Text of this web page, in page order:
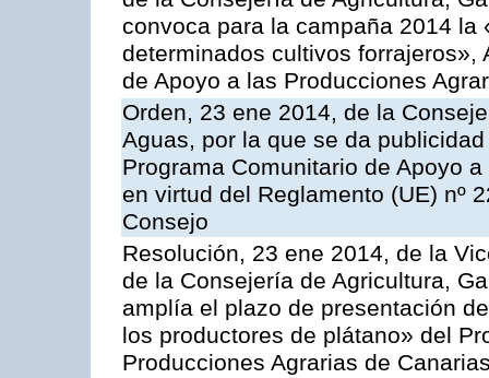
convoca para la campaña 2014 la
determinados cultivos forrajeros»,
de Apoyo a las Producciones
Orden, 23 ene 2014, de la
Aguas, por la que se da
Programa Comunitario de Apoyo
en virtud del Reglamento (UE) nº
Consejo
Resolución, 23 ene 2014, de la
de la Consejería de Agricultura,
amplía el plazo de presentación
los productores de plátano» del
Producciones Agrarias de